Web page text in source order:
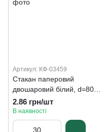
Артикул: КФ-03459
Стакан паперовий
двошаровий білий, d=80
мм, 250 мл євро
2.86 грн/шт
В наявності